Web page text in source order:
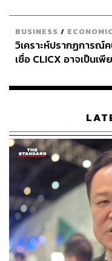
BUSINESS / ECONOMIC
วิเคราะห์ปรากฏการณ์
เชื่อ CLICX อาจเป็นเ
เรือนไทยที่ถูกซุกไว้